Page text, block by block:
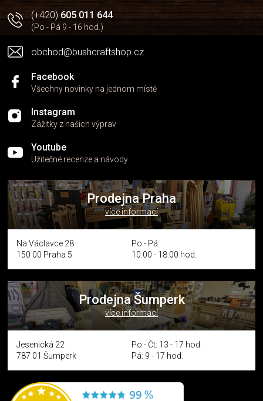
(+420)605 011 644
(Po - Pá 9 - 16 hod.)
obchod@bushcraftshop.cz
Facebook
Všechny novinky na jednom místě
Instagram
Zážitky z našich výprav
Youtube
Užitečné recenze a návody
Prodejna Praha
více informací
Na Václavce 28
150 00 Praha 5
Po - Pá:
10:00 - 18:00 hod.
Prodejna Šumperk
více informací
Jesenická 22
787 01 Šumperk
Po - Čt: 13 - 17 hod.
Pá: 9 - 17 hod.